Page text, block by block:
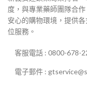
度，與專業藥師團隊合
安心的購物環境，提供
位服務。
客服電話 : 0800-678-
電子郵件 :